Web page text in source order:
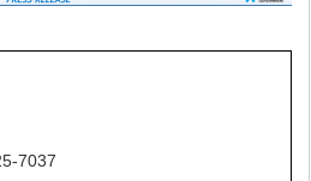
7037